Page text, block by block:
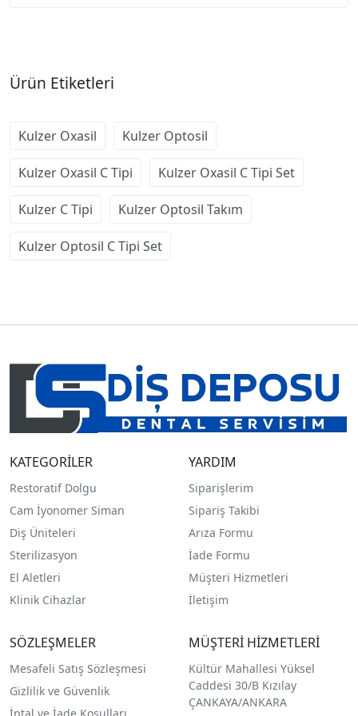
Ürün Etiketleri
Kulzer Oxasil Kulzer Optosil
Kulzer Oxasil C Tipi Kulzer Oxasil C Tipi Set
Kulzer C Tipi Kulzer Optosil Takım
Kulzer Optosil C Tipi Set
KATEGORİLER
Restoratif Dolgu
Cam İyonomer Siman
Diş Üniteleri
Sterilizasyon
El Aletleri
Klinik Cihazlar
YARDIM
Siparişlerim
Sipariş Takibi
Arıza Formu
İade Formu
Müşteri Hizmetleri
İletişim
SÖZLEŞMELER
Mesafeli Satış Sözleşmesi
Gizlilik ve Güvenlik
MÜŞTERİ HİZMETLERİ
Kültür Mahallesi Yüksel
Caddesi 30/B Kızılay
ÇANKAYA/ANKARA